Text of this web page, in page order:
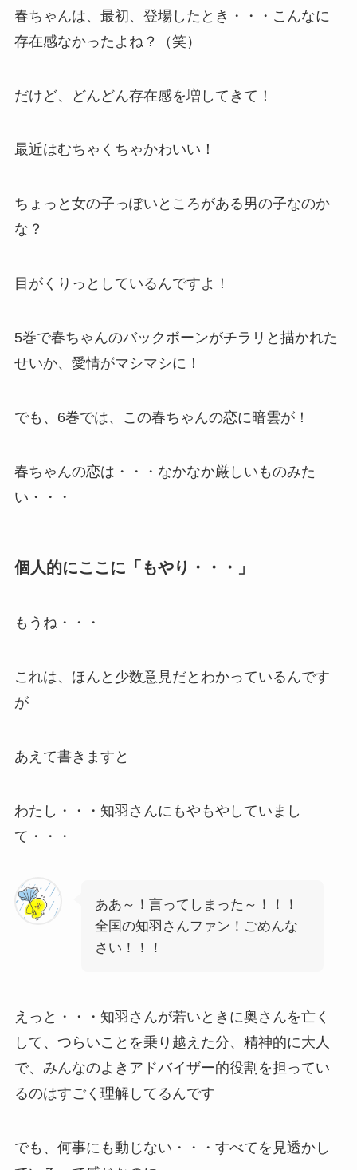
春ちゃんは、最初、登場したとき・・・こんなに
存在感なかったよね？（笑）
だけど、どんどん存在感を増してきて！
最近はむちゃくちゃかわいい！
ちょっと女の子っぽいところがある男の子なのか
な？
目がくりっとしているんですよ！
5巻で春ちゃんのバックボーンがチラリと描かれた
せいか、愛情がマシマシに！
でも、6巻では、この春ちゃんの恋に暗雲が！
春ちゃんの恋は・・・なかなか厳しいものみた
い・・・
個人的にここに「もやり・・・」
もうね・・・
これは、ほんと少数意見だとわかっているんです
が
あえて書きますと
わたし・・・知羽さんにもやもやしていまし
て・・・
ああ～！言ってしまった～！！！
全国の知羽さんファン！ごめんな
さい！！！
えっと・・・知羽さんが若いときに奥さんを亡く
して、つらいことを乗り越えた分、精神的に大人
で、みんなのよきアドバイザー的役割を担ってい
るのはすごく理解してるんです
でも、何事にも動じない・・・すべてを見透かし